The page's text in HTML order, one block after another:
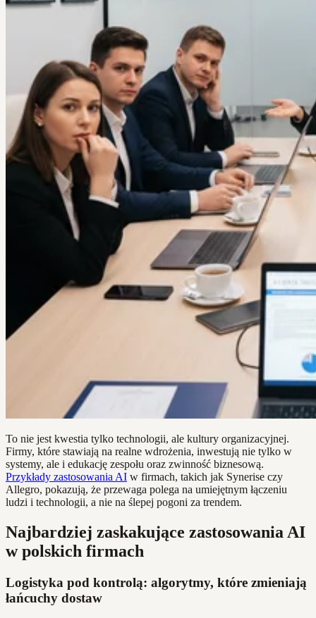
To nie jest kwestia tylko technologii, ale kultury organizacyjnej.
Firmy, które stawiają na realne wdrożenia, inwestują nie tylko w
systemy, ale i edukację zespołu oraz zwinność biznesową.
Przykłady zastosowania AI w firmach, takich jak Synerise czy
Allegro, pokazują, że przewaga polega na umiejętnym łączeniu
ludzi i technologii, a nie na ślepej pogoni za trendem.
Najbardziej zaskakujące zastosowania AI
w polskich firmach
Logistyka pod kontrolą: algorytmy, które zmieniają
łańcuchy dostaw